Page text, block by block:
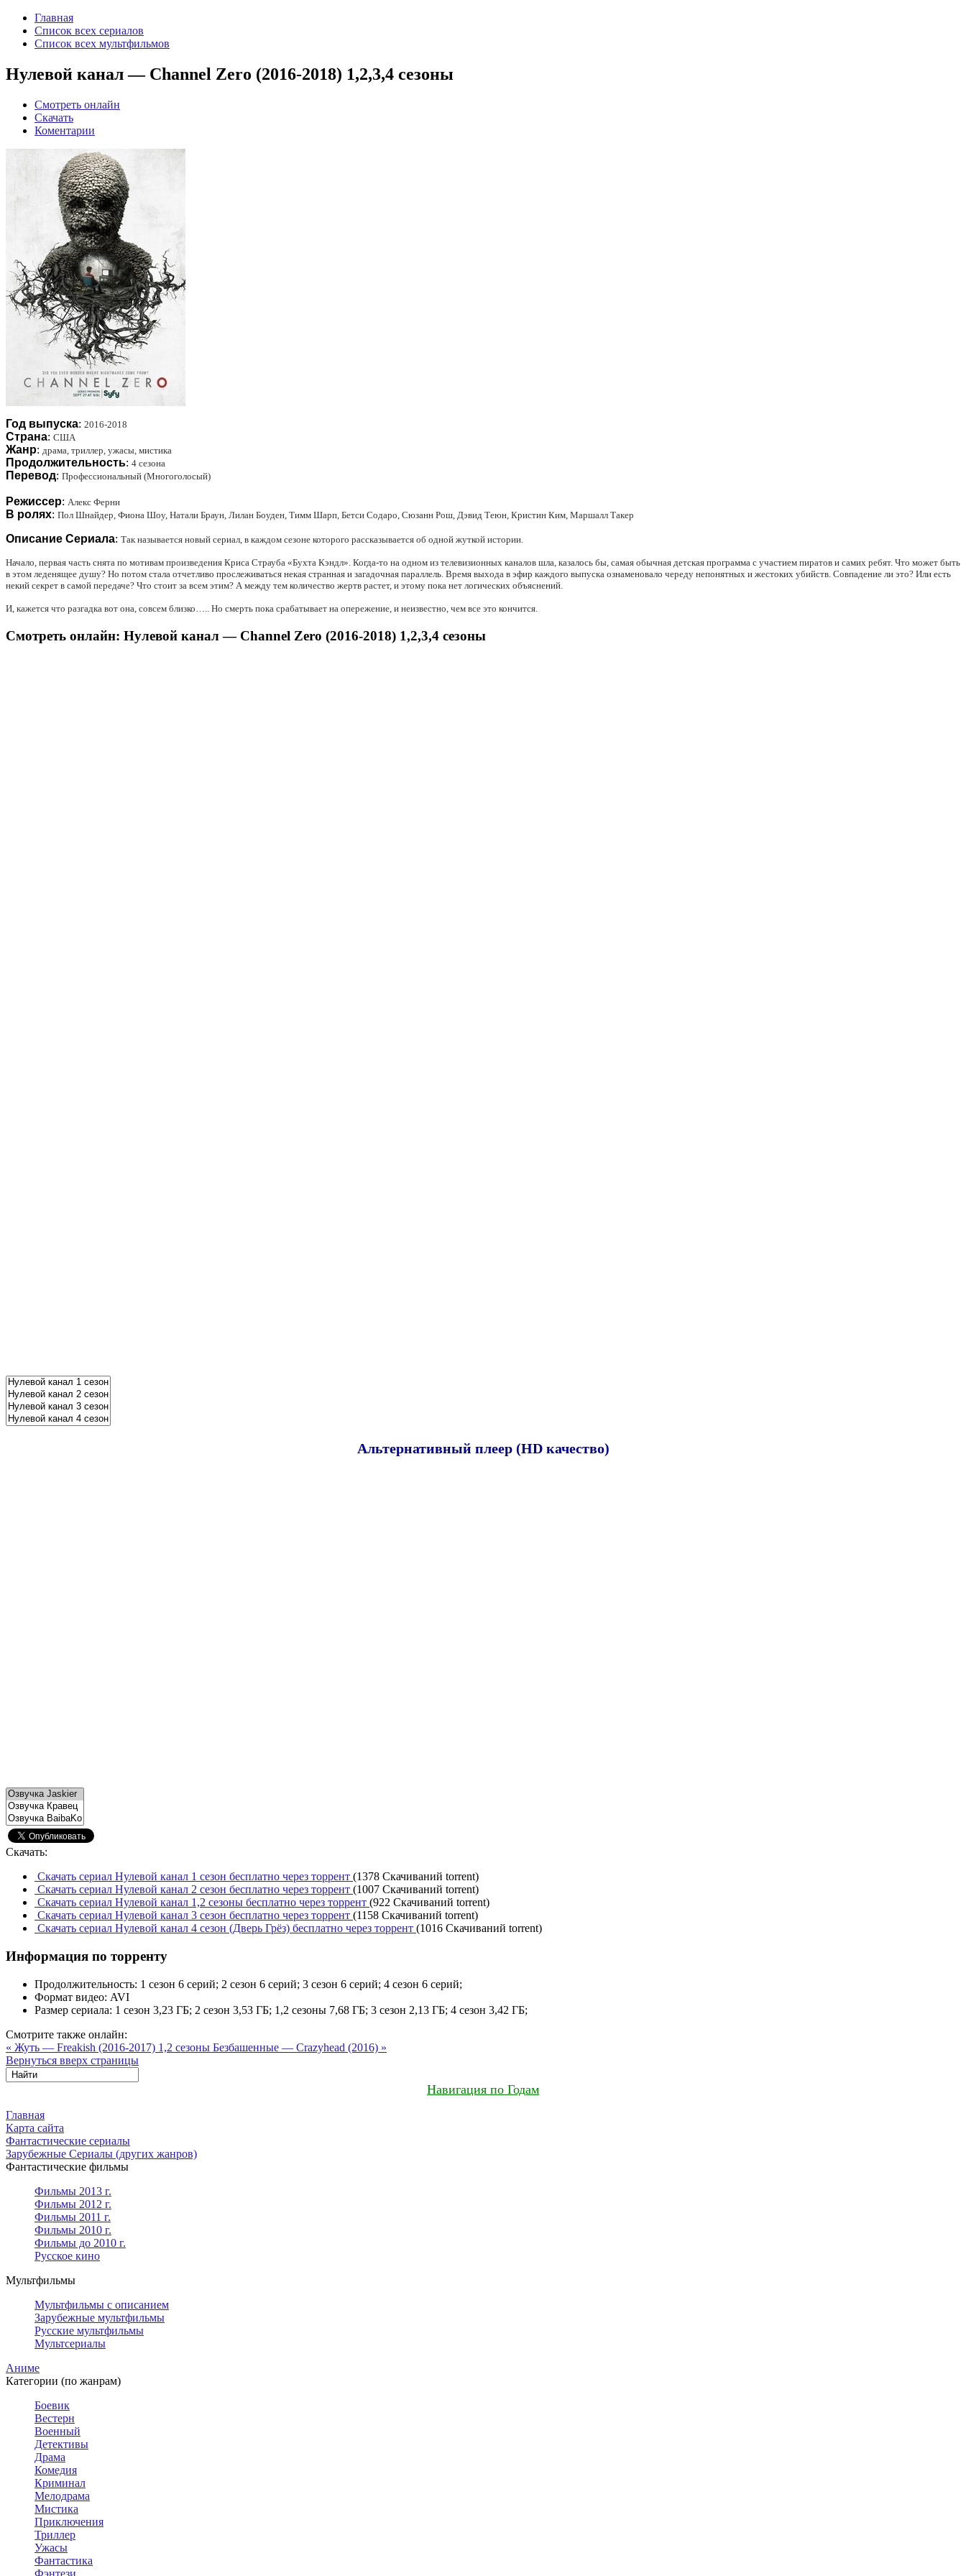
Главная
Список всех сериалов
Список всех мультфильмов
Нулевой канал — Channel Zero (2016-2018) 1,2,3,4 сезоны
Смотреть онлайн
Скачать
Коментарии
Год выпуска: 2016-2018
Страна: США
Жанр: драма, триллер, ужасы, мистика
Продолжительность: 4 сезона
Перевод: Профессиональный (Многоголосый)
Режиссер: Алекс Ферни
В ролях: Пол Шнайдер, Фиона Шоу, Натали Браун, Лилан Боуден, Тимм Шарп, Бетси Содаро, Сюзанн Рош, Дэвид Теюн, Кристин Ким, Маршалл Такер
Описание Сериала: Так называется новый сериал, в каждом сезоне которого рассказывается об одной жуткой истории.
Начало, первая часть снята по мотивам произведения Криса Страуба «Бухта Кэндл». Когда-то на одном из телевизионных каналов шла, казалось бы, самая обычная детская программа с участием пиратов и самих ребят. Что может быть
в этом леденящее душу? Но потом стала отчетливо прослеживаться некая странная и загадочная параллель. Время выхода в эфир каждого выпуска ознаменовало череду непонятных и жестоких убийств. Совпадение ли это? Или есть
некий секрет в самой передаче? Что стоит за всем этим? А между тем количество жертв растет, и этому пока нет логических объяснений.
И, кажется что разгадка вот она, совсем близко….. Но смерть пока срабатывает на опережение, и неизвестно, чем все это кончится.
Смотреть онлайн: Нулевой канал — Channel Zero (2016-2018) 1,2,3,4 сезоны
Альтернативный плеер (HD качество)
Скачать:
Скачать сериал Нулевой канал 1 сезон бесплатно через торрент (1378 Скачиваний torrent)
Скачать сериал Нулевой канал 2 сезон бесплатно через торрент (1007 Скачиваний torrent)
Скачать сериал Нулевой канал 1,2 сезоны бесплатно через торрент (922 Скачиваний torrent)
Скачать сериал Нулевой канал 3 сезон бесплатно через торрент (1158 Скачиваний torrent)
Скачать сериал Нулевой канал 4 сезон (Дверь Грёз) бесплатно через торрент (1016 Скачиваний torrent)
Информация по торренту
Продолжительность: 1 сезон 6 серий; 2 сезон 6 серий; 3 сезон 6 серий; 4 сезон 6 серий;
Формат видео: AVI
Размер сериала: 1 сезон 3,23 ГБ; 2 сезон 3,53 ГБ; 1,2 сезоны 7,68 ГБ; 3 сезон 2,13 ГБ; 4 сезон 3,42 ГБ;
Смотрите также онлайн:
« Жуть — Freakish (2016-2017) 1,2 сезоны Безбашенные — Crazyhead (2016) »
Вернуться вверх страницы
Навигация по Годам
Главная
Карта сайта
Фантастические сериалы
Зарубежные Сериалы (других жанров)
Фантастические фильмы
Фильмы 2013 г.
Фильмы 2012 г.
Фильмы 2011 г.
Фильмы 2010 г.
Фильмы до 2010 г.
Русское кино
Мультфильмы
Мультфильмы с описанием
Зарубежные мультфильмы
Русские мультфильмы
Мультсериалы
Аниме
Категории (по жанрам)
Боевик
Вестерн
Военный
Детективы
Драма
Комедия
Криминал
Мелодрама
Мистика
Приключения
Триллер
Ужасы
Фантастика
Фэнтези